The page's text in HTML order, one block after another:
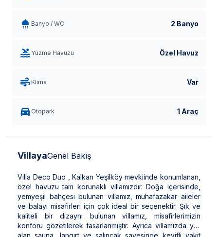
Banyo / WC 2 Banyo
Yüzme Havuzu Özel Havuz
Klima Var
Otopark 1 Araç
VillayaGenel Bakış
Villa Deco Duo , Kalkan Yeşilköy mevkiinde konumlanan,
özel havuzu tam korunaklı villamızdır. Doğa içerisinde,
yemyeşil bahçesi bulunan villamız, muhafazakar aileler
ve balayı misafirleri için çok ideal bir seçenektir. Şık ve
kaliteli bir dizaynı bulunan villamız, misafirlerimizin
konforu gözetilerek tasarlanmıştır. Ayrıca villamızda yer
alan sauna, langırt ve salıncak sayesinde keyifli vakit